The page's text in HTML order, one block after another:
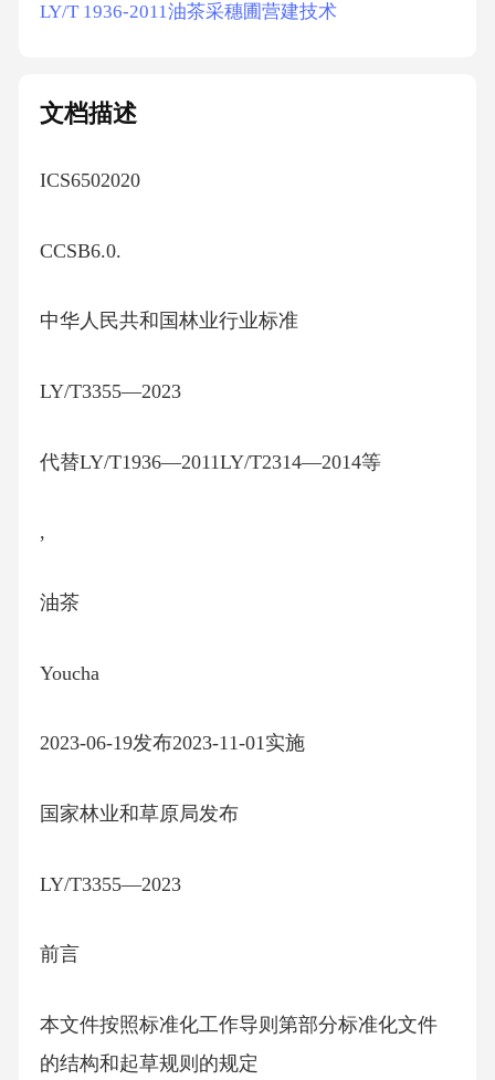
LY/T 1936-2011油茶采穗圃营建技术
文档描述
ICS6502020
CCSB6.0.
中华人民共和国林业行业标准
LY/T3355—2023
代替LY/T1936—2011LY/T2314—2014等
,
油茶
Youcha
2023-06-19发布2023-11-01实施
国家林业和草原局发布
LY/T3355—2023
前言
本文件按照标准化工作导则第部分标准化文件
的结构和起草规则的规定